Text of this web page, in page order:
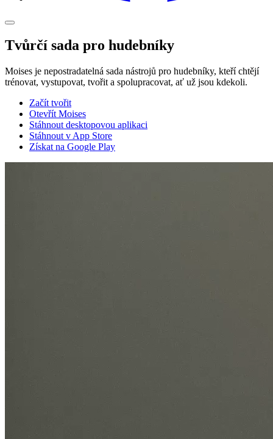
Tvůrčí sada pro hudebníky
Moises je nepostradatelná sada nástrojů pro hudebníky, kteří chtějí
trénovat, vystupovat, tvořit a spolupracovat, ať už jsou kdekoli.
Začít tvořit
Otevřít Moises
Stáhnout desktopovou aplikaci
Stáhnout v App Store
Získat na Google Play